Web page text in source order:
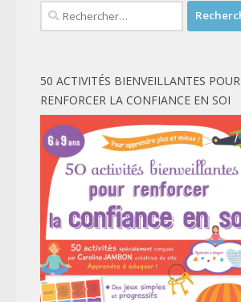
Rechercher :
50 ACTIVITÉS BIENVEILLANTES POUR
RENFORCER LA CONFIANCE EN SOI